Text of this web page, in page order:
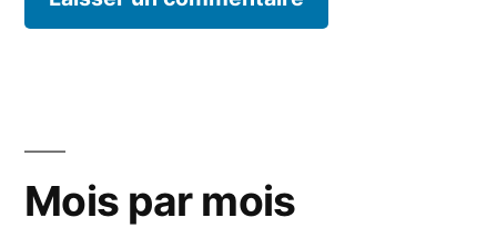
Mois par mois